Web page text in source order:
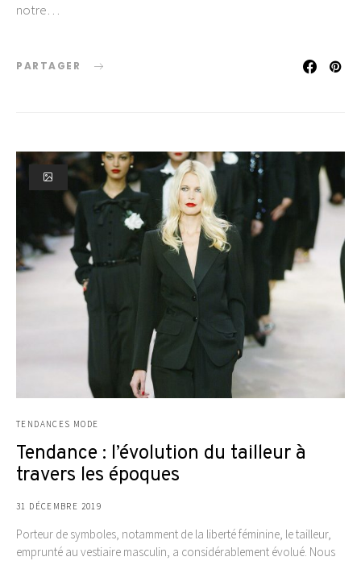
notre…
PARTAGER
TENDANCES MODE
Tendance : l’évolution du tailleur à
travers les époques
31 DÉCEMBRE 2019
Porteur de symboles, notamment de la liberté féminine, le tailleur,
emprunté au vestiaire masculin, a considérablement évolué. Nous